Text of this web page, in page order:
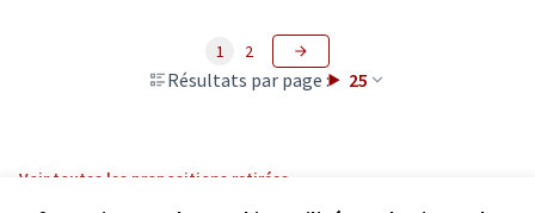
Résultats par page : 25
1 2
Voir toutes les propositions retirées